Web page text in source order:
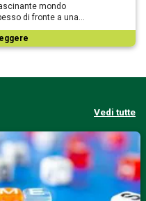
mondo
di fronte a una…
Vedi tutte